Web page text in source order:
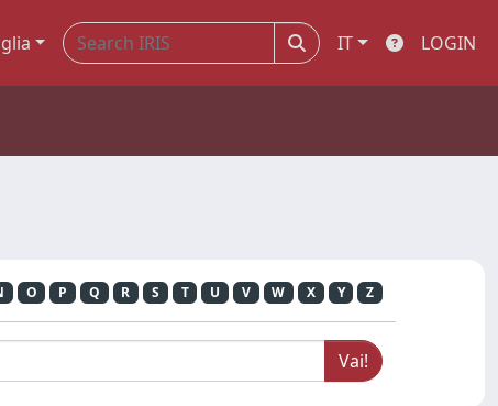
IT LOGIN
O P Q R S T U V W X Y Z